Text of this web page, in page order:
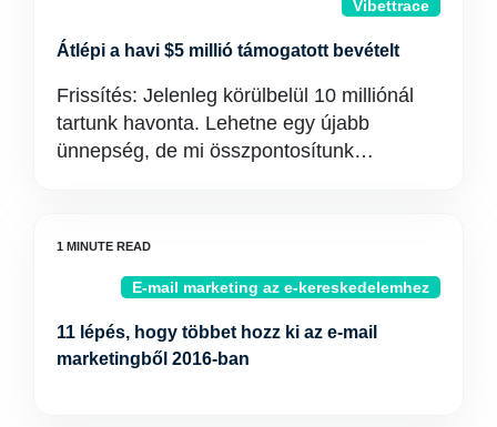
Vibettrace
Átlépi a havi $5 millió támogatott bevételt
Frissítés: Jelenleg körülbelül 10 milliónál
tartunk havonta. Lehetne egy újabb
ünnepség, de mi összpontosítunk…
E-mail marketing az e-kereskedelemhez
11 lépés, hogy többet hozz ki az e-mail
marketingből 2016-ban